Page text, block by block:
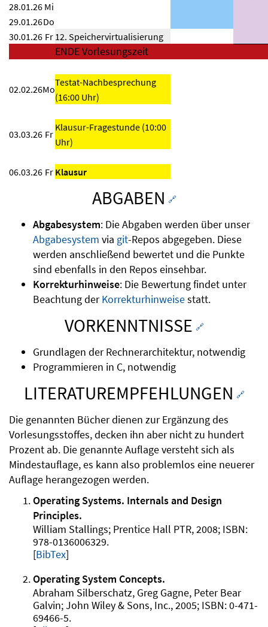
28.01.26 Mi
29.01.26Do
30.01.26 Fr 12. Speichervirtualisierung
ENDE Vorlesungszeit
02.02.26Mo
Testat-Nachbesprechung
(16:00 Uhr)
03.03.26 Fr
Klausur-Fragestunde (10:00
Uhr)
06.03.26 Fr Klausur
ABGABEN 🔗
Abgabesystem: Die Abgaben werden über unser
Abgabesystem via git-Repos abgegeben. Diese
werden anschließend bewertet und die Punkte
sind ebenfalls in den Repos einsehbar.
Korrekturhinweise: Die Bewertung findet unter
Beachtung derKorrekturhinweisestatt.
VORKENNTNISSE 🔗
Grundlagen der Rechnerarchitektur, notwendig
Programmieren in C, notwendig
LITERATUREMPFEHLUNGEN 🔗
Die genannten Bücher dienen zur Ergänzung des
Vorlesungsstoffes, decken ihn aber nicht zu hundert
Prozent ab. Die genannte Auflage versteht sich als
Mindestauflage, es kann also problemlos eine neuerer
Auflage herangezogen werden.
Operating Systems. Internals and Design
Principles
William Stallings Prentice Hall PTR 2008
978-0136006329.
[BibTex]
Operating System Concepts
Abraham Silberschatz, Greg Gagne, Peter Bear
Galvin John Wiley & Sons, Inc. 2005
0-471-
69466-5.